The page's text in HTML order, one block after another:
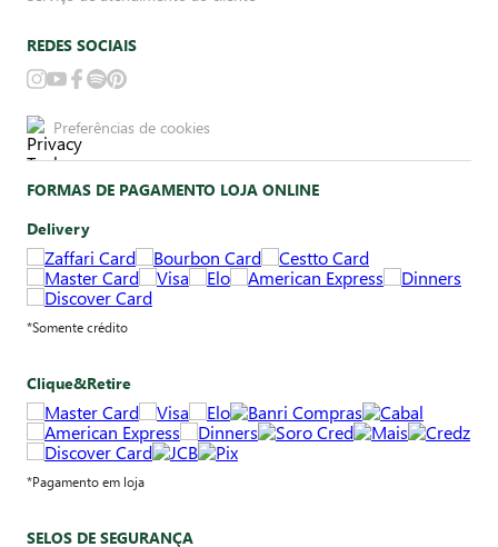
REDES SOCIAIS
Preferências de cookies
FORMAS DE PAGAMENTO LOJA ONLINE
Delivery
*Somente crédito
Clique&Retire
*Pagamento em loja
SELOS DE SEGURANÇA